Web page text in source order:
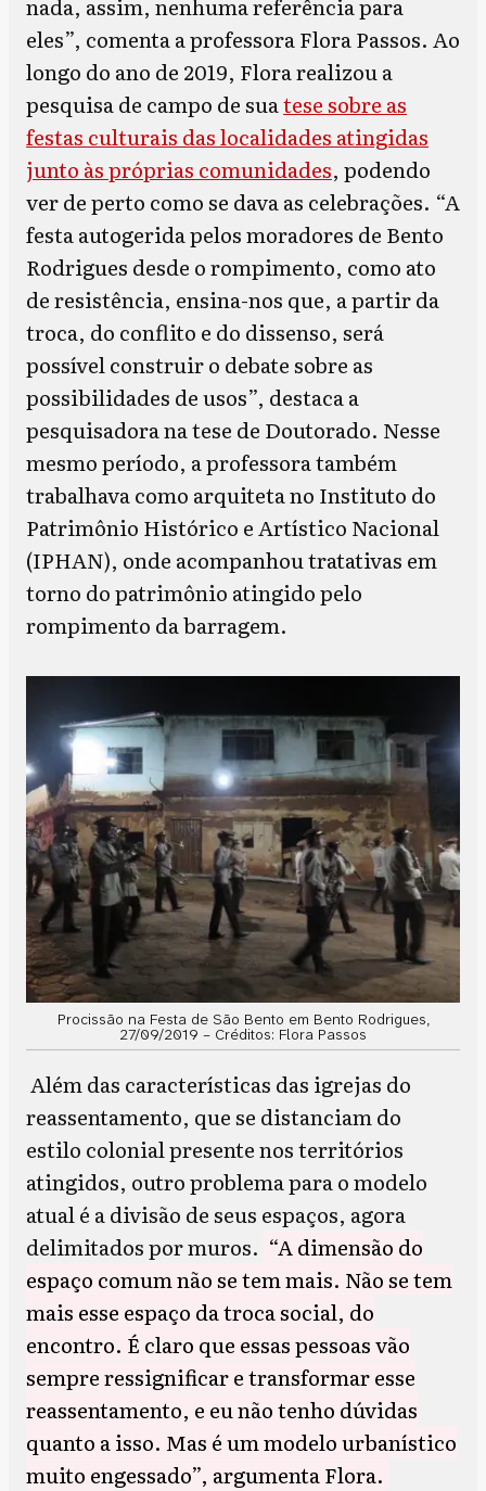
eles”, comenta a professora Flora Passos. Ao
longo do ano de 2019, Flora realizou a
pesquisa de campo de suatese sobre as
festas culturais das localidades atingidas
junto às próprias comunidades, podendo
ver de perto como se dava as celebrações. “A
festa autogerida pelos moradores de Bento
Rodrigues desde o rompimento, como ato
de resistência, ensina-nos que, a partir da
troca, do conflito e do dissenso, será
possível construir o debate sobre as
possibilidades de usos”, destaca a
pesquisadora na tese de Doutorado. Nesse
mesmo período, a professora também
trabalhava como arquiteta no Instituto do
Patrimônio Histórico e Artístico Nacional
(IPHAN), onde acompanhou tratativas em
torno do patrimônio atingido pelo
rompimento da barragem.
Procissão na Festa de São Bento em Bento Rodrigues,
27/09/2019 – Créditos: Flora Passos
Além das características das igrejas do
reassentamento, que se distanciam do
estilo colonial presente nos territórios
atingidos, outro problema para o modelo
atual é a divisão de seus espaços, agora
delimitados por muros. “A dimensão do
espaço comum não se tem mais. Não se tem
mais esse espaço da troca social, do
encontro. É claro que essas pessoas vão
sempre ressignificar e transformar esse
reassentamento, e eu não tenho dúvidas
quanto a isso. Mas é um modelo urbanístico
muito engessado”, argumenta Flora.